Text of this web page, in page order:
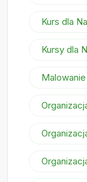
Kurs dla
Kursy dla